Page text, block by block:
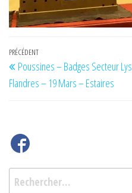
Navigation
de
l’article
Article
précédent
PRÉCÉDENT
Poussines – Badges Secteur Lys
Flandres – 19 Mars – Estaires
Rechercher :